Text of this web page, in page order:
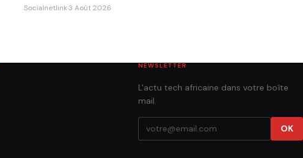
Socialnetlink·3 Août 2026
NEWSLETTER
L'actu tech africaine dans votre boîte
mail.
OK